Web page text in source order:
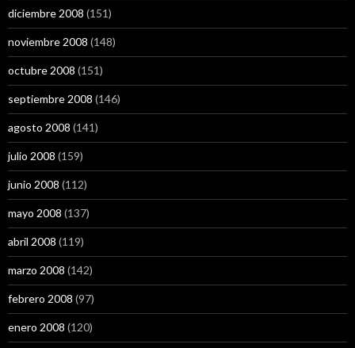
diciembre 2008 (151)
noviembre 2008 (148)
octubre 2008 (151)
septiembre 2008 (146)
agosto 2008 (141)
julio 2008 (159)
junio 2008 (112)
mayo 2008 (137)
abril 2008 (119)
marzo 2008 (142)
febrero 2008 (97)
enero 2008 (120)